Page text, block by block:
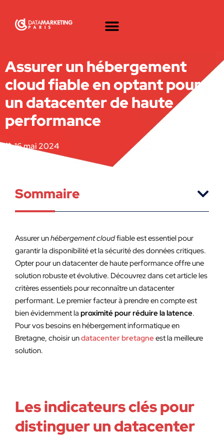
Assurer un hébergement
cloud fiable en optant pour
un datacenter de haute
performance
16 mai 2024
Sommaire
Assurer unhébergement cloudfiable est essentiel pour
garantir la disponibilité et la sécurité des données critiques.
Opter pour un datacenter de haute performance offre une
solution robuste et évolutive. Découvrez dans cet article les
critères essentiels pour reconnaître un datacenter
performant. Le premier facteur à prendre en compte est
bien évidemment la proximité pour réduire la latence.
Pour vos besoins en hébergement informatique en
Bretagne, choisir undatacenter bretagne est la meilleure
solution.
Les indicateurs clés pour
distinguer un datacenter